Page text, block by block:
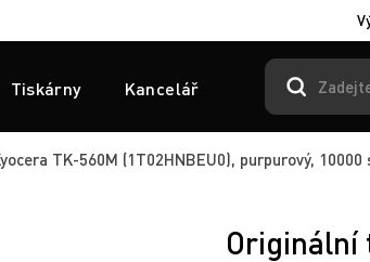
Tiskárny Kancelář
TK-560M (1T02HNBEU0), purpurový, 10000
Originální